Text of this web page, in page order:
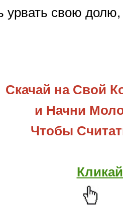
урвать свою
Скачай на Свой
и Начни
Чтобы